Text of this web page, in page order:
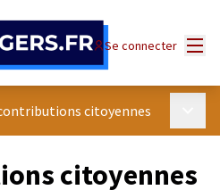
Se connecter
citoyennes
citoyennes